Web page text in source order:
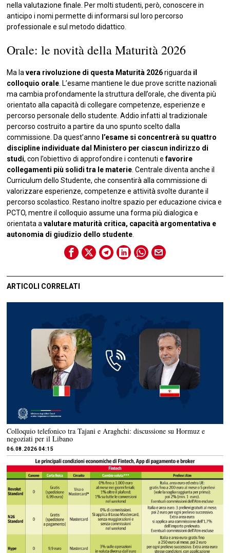
nella valutazione finale. Per molti studenti, però, conoscere in
anticipo i nomi permette di informarsi sul loro percorso
professionale e sul metodo didattico.
Orale: le novità della Maturità 2026
Ma lavera rivoluzione di questa Maturità 2026riguarda il
colloquio orale . L’esame mantiene le due prove scritte nazionali
ma cambia profondamente la struttura dell’orale, che diventa più
orientato alla capacità di collegare competenze, esperienze e
percorso personale dello studente. Addio infatti al tradizionale
percorso costruito a partire da uno spunto scelto dalla
commissione. Da quest’anno l’esame si concentrerà su quattro
discipline individuate dal Ministero per ciascun indirizzo di
studi, con l’obiettivo di approfondire i contenuti efavorire
collegamenti più solidi tra le materie . Centrale diventa anche il
Curriculum dello Studente, che consentirà alla commissione di
valorizzare esperienze, competenze e attività svolte durante il
percorso scolastico. Restano inoltre spazio per educazione civica e
PCTO, mentre il colloquio assume una forma più dialogica e
orientata avalutare maturità critica, capacità argomentativa e
autonomia di giudizio dello studente
ARTICOLI CORRELATI
Colloquio telefonico tra Tajani e Araghchi: discussione su Hormuz e
negoziati per il Libano
06.08.2026 04:15